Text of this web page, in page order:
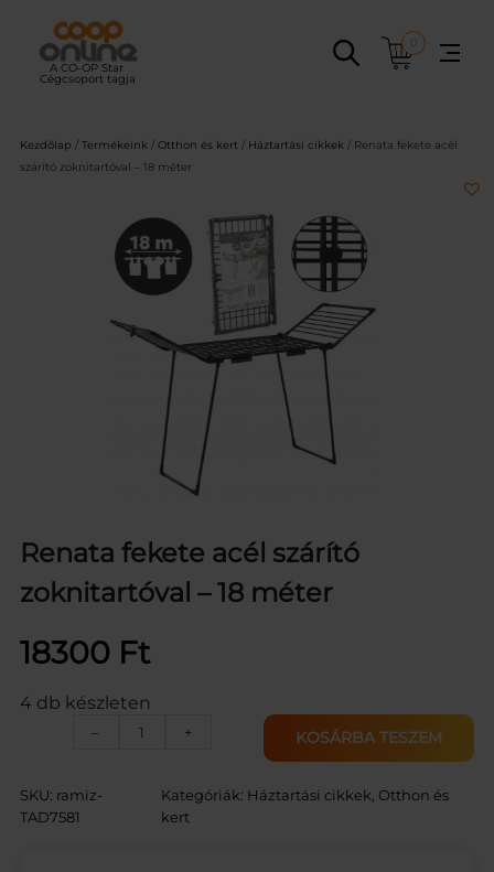
tartalomhoz
0
Kezdőlap / Termékeink / Otthon és kert / Háztartási cikkek / Renata fekete acél
szárító zoknitartóval – 18 méter
Renata fekete acél szárító
zoknitartóval – 18 méter
18300 Ft
4 db készleten
–
R
+ KOSÁRBA TESZEM
SKU: ramiz-
TAD7581
Kategóriák: Háztartási cikkek Otthon és
kert